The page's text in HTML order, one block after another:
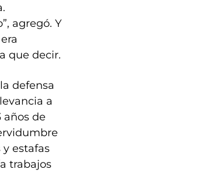
agregó. Y
que decir.
defensa
a
años de
estafas
trabajos